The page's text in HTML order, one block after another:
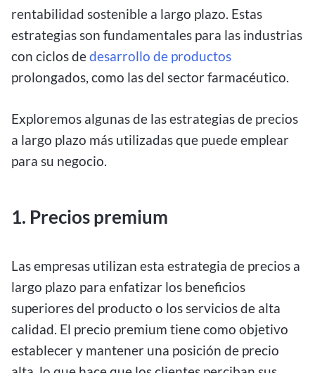
rentabilidad sostenible a largo plazo. Estas
estrategias son fundamentales para las industrias
con ciclos dedesarrollo de productos
prolongados, como las del sector farmacéutico.
Exploremos algunas de las estrategias de precios
a largo plazo más utilizadas que puede emplear
para su negocio.
1. Precios premium
Las empresas utilizan esta estrategia de precios a
largo plazo para enfatizar los beneficios
superiores del producto o los servicios de alta
calidad. El precio premium tiene como objetivo
establecer y mantener una posición de precio